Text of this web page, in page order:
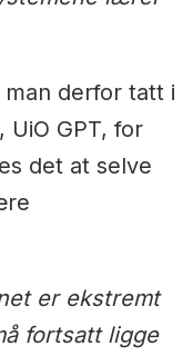
derfor tatt i
UiO GPT, for
det at selve
er ekstremt
fortsatt ligge